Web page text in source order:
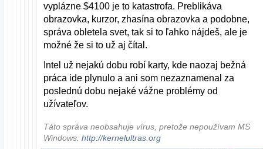
vyplázne $4100 je to katastrofa. Preblikáva
obrazovka, kurzor, zhasína obrazovka a podobne,
správa obletela svet, tak si to ľahko nájdeš, ale je
možné že si to už aj čítal.
Intel už nejakú dobu robí karty, kde naozaj bežná
práca ide plynulo a ani som nezaznamenal za
poslednú dobu nejaké vážne problémy od
užívateľov.
Táto správa neobsahuje vírus, pretože nepoužívam MS
Windows.http://kernelultras.org